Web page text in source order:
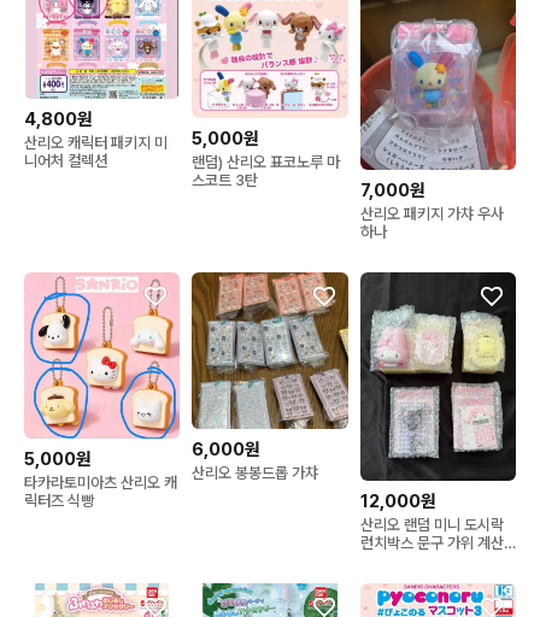
4,800원
산리오 캐릭터 패키지 미
니어처 컬렉션
5,000원
랜덤) 산리오 표코노루 마
스코트 3탄
7,000원
산리오 패키지 가챠 우사
하나
5,000원
타카라토미아츠 산리오 캐
릭터즈 식빵
6,000원
산리오 봉봉드롭 가챠
12,000원
산리오 랜덤 미니 도시락
런치박스 문구 가위 계산